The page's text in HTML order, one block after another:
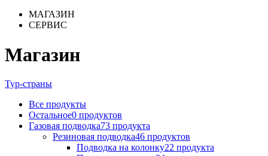
МАГАЗИН
СЕРВИС
Магазин
Тур-страны
Все продукты
Остальное0 продуктов
Газовая подводка73 продукта
Резиновая подводка46 продуктов
Подводка на колонку22 продукта